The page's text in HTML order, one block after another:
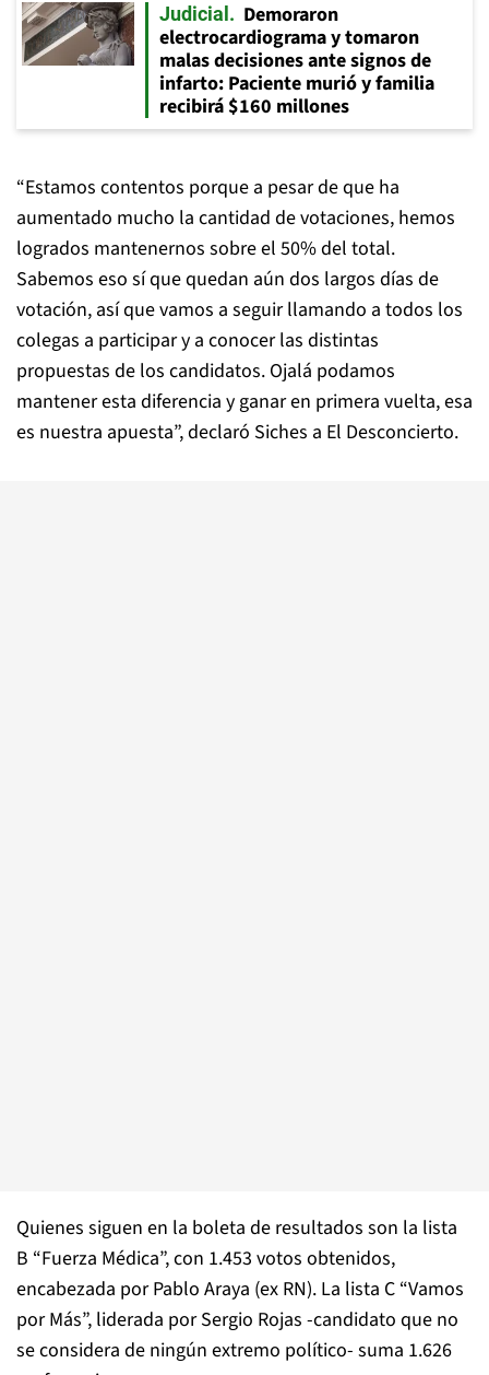
Judicial
Demoraron
electrocardiograma y tomaron
malas decisiones ante signos de
infarto: Paciente murió y familia
recibirá $160 millones
“Estamos contentos porque a pesar de que ha
aumentado mucho la cantidad de votaciones, hemos
logrados mantenernos sobre el 50% del total.
Sabemos eso sí que quedan aún dos largos días de
votación, así que vamos a seguir llamando a todos los
colegas a participar y a conocer las distintas
propuestas de los candidatos. Ojalá podamos
mantener esta diferencia y ganar en primera vuelta, esa
es nuestra apuesta”, declaró Siches a El Desconcierto.
Quienes siguen en la boleta de resultados son la lista
B “Fuerza Médica”, con 1.453 votos obtenidos,
encabezada por Pablo Araya (ex RN). La lista C “Vamos
por Más”, liderada por Sergio Rojas -candidato que no
se considera de ningún extremo político- suma 1.626